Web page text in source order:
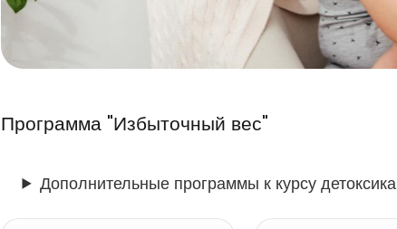
Программа "Избыточный вес"
Дополнительные программы к курсу